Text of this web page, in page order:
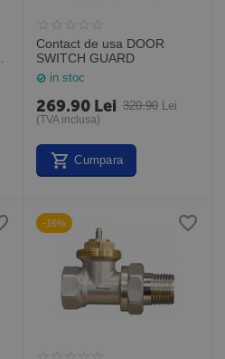
Contact de usa DOOR
SWITCH GUARD
in stoc
320.90 Lei
269.90 Lei
(TVA inclusa)
Cumpara
-16%